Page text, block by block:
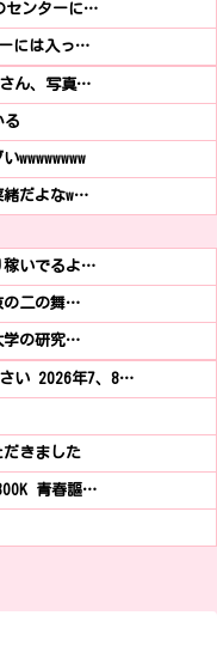
センターに…
には入っ…
ん、写真…
る
緒だよなw…
稼いでるよ…
の二の舞…
学の研究…
い 2026年7、8…
だきました
青春謳…